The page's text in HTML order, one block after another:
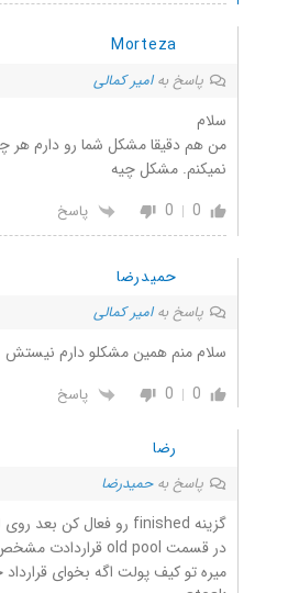
Morteza
پاسخ بهامیر کمالی
سلام
من هم دقیقا مشکل شما رو دارم
نمیکنم. مشکل چیه
0
0 پاسخ
حمیدرضا
پاسخ بهامیر کمالی
سلام منم همین مشکلو دارم نیستش
0
0 پاسخ
رضا
پاسخ بهحمیدرضا